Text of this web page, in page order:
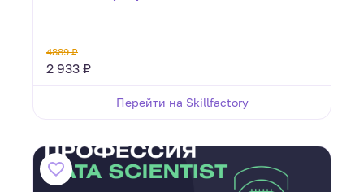
4889 ₽
2 933 ₽
Перейти на Skillfactory